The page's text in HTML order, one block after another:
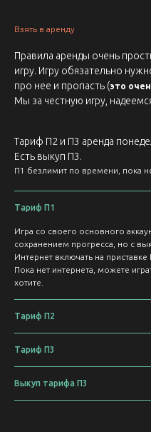
Взять в аренду
Правила аренды очень
игру. Игру обязательно
про нее и пропасть (это
Мы за честную игру,
Тариф П2 и П3 аренда
Есть выкуп П3.
П1 безлимит по времени, пока
Тариф П1
Игра со своего основного
сохранением прогресса, но с
Интернет включать на
Пока нет интернета, можете
хотите.
Тариф П2
Тариф П3
Выкуп тарифа П3